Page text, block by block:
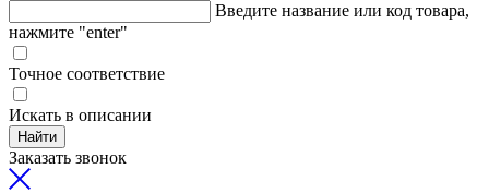
Введите название или код товара,
нажмите "enter"
Точное соответствие
Искать в описании
Найти
Заказать звонок